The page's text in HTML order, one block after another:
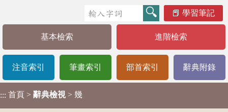
學習筆記
基本檢索 進階檢索
注音索引 筆畫索引 部首索引 辭典附錄
::: 首頁 > 辭典檢視 > 幾